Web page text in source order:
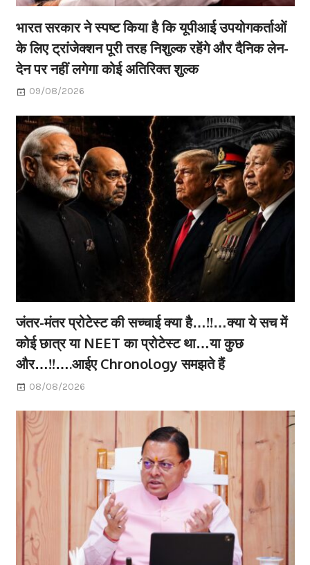
भारत सरकार ने स्पष्ट किया है कि यूपीआई उपयोगकर्ताओं
के लिए ट्रांजेक्शन पूरी तरह निशुल्क रहेंगे और दैनिक लेन-
देन पर नहीं लगेगा कोई अतिरिक्त शुल्क
09/08/2026
जंतर-मंतर प्रोटेस्ट की सच्चाई क्या है…!!…क्या ये सच में
कोई छात्र या NEET का प्रोटेस्ट था…या कुछ
और…!!….आईए Chronology समझते हैं
08/08/2026